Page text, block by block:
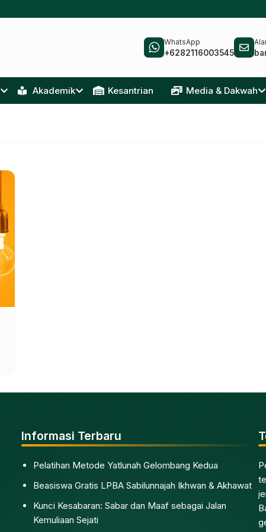
WhatsApp
+6282116003545
Akademik Kesantrian Media & Dakwah
Informasi Terbaru
Pelatihan Metode Yatlunah Gelombang Kedua
Beasiswa Gratis LPBA Sabilunnajah Ikhwan & Akhawat
Kunci Kesabaran: Sabar dan Maaf sebagai Jalan
Kemuliaan Sejati